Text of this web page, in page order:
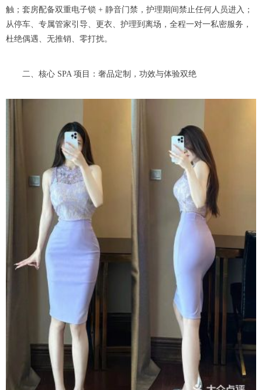
触；套房配备双重电子锁 + 静音门禁，护理期间禁止任何人员进入；
从停车、专属管家引导、更衣、护理到离场，全程一对一私密服务，
杜绝偶遇、无推销、零打扰。
二、核心 SPA 项目：奢品定制，功效与体验双绝